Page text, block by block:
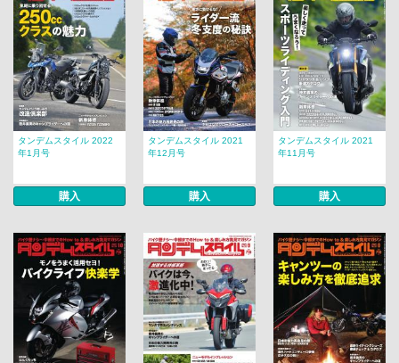
タンデムスタイル 2022
年1月号
購入
タンデムスタイル 2021
年12月号
購入
タンデムスタイル 2021
年11月号
購入